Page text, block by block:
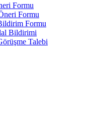
Formu
Formu
Formu
Bildirimi
Talebi